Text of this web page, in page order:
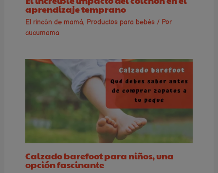
aprendizaje temprano
El rincón de mamá, Productos para bebés/ Por
cucumama
Calzado barefoot para niños, una
opción fascinante